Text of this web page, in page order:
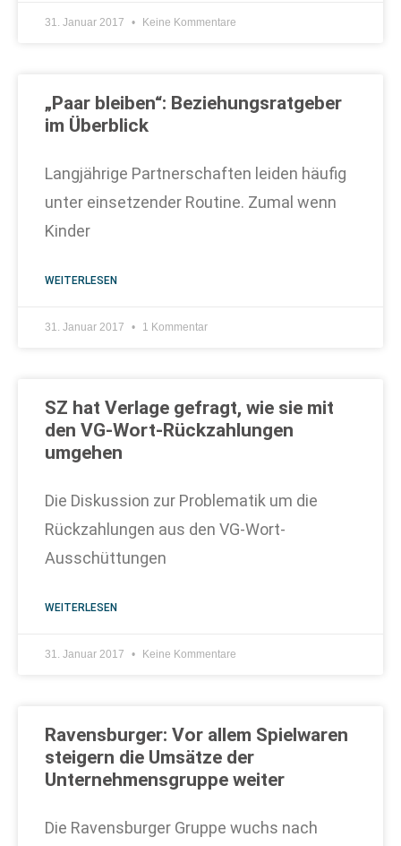
31. Januar 2017 Keine Kommentare
„Paar bleiben“: Beziehungsratgeber
im Überblick
Langjährige Partnerschaften leiden häufig
unter einsetzender Routine. Zumal wenn
Kinder
WEITERLESEN
31. Januar 2017 1 Kommentar
SZ hat Verlage gefragt, wie sie mit
den VG-Wort-Rückzahlungen
umgehen
Die Diskussion zur Problematik um die
Rückzahlungen aus den VG-Wort-
Ausschüttungen
WEITERLESEN
31. Januar 2017 Keine Kommentare
Ravensburger: Vor allem Spielwaren
steigern die Umsätze der
Unternehmensgruppe weiter
Die Ravensburger Gruppe wuchs nach